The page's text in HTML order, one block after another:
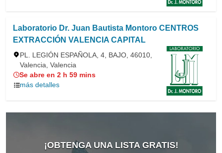
Laboratorio Dr. Juan Bautista Montoro CENTROS
EXTRACCIÓN VALENCIA CAPITAL
PL. LEGIÓN ESPAÑOLA, 4, BAJO, 46010,
Valencia, Valencia
Se abre en 2 h 59 mins
más detalles
¡OBTENGA UNA LISTA GRATIS!